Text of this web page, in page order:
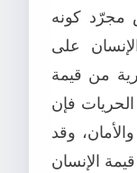
مجرّد كونه
على
من قيمة
فإن
وقد
الإنسان